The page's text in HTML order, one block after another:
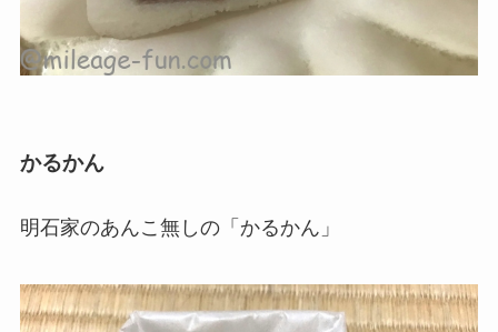
かるかん
明石家のあんこ無しの「かるかん」